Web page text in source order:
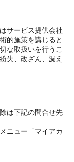
サービス提供会社
的施策を講じると
な取扱いを行うこ
失、改ざん、漏え
は下記の問合せ先
ニュー「マイアカ